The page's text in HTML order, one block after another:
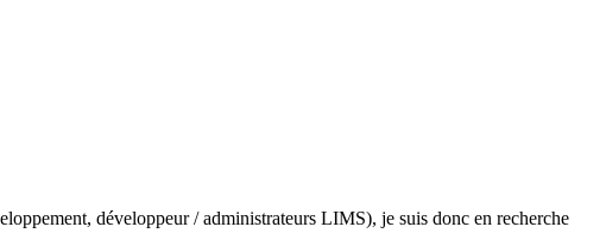
développeur / administrateurs LIMS), je suis donc en recherche